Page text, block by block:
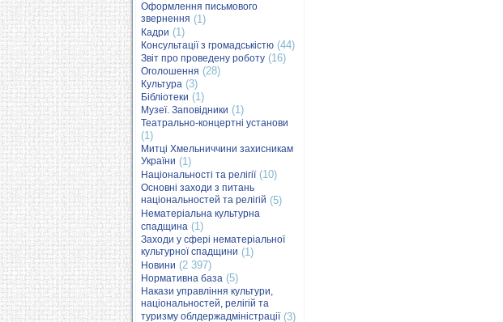
Оформлення письмового
звернення (1)
Кадри (1)
Консультації з громадськістю (44)
Звіт про проведену роботу (16)
Оголошення (28)
Культура (3)
Бібліотеки (1)
Музеї. Заповідники (1)
Театрально-концертні установи
(1)
Митці Хмельниччини захисникам
України (1)
Національності та релігії(10)
Основні заходи з питань
національностей та релігій (5)
Нематеріальна культурна
спадщина (1)
Заходи у сфері нематеріальної
культурної спадщини (1)
Новини (2 397)
Нормативна база (5)
Накази управління культури,
національностей, релігій та
туризму облдержадміністрації(3)